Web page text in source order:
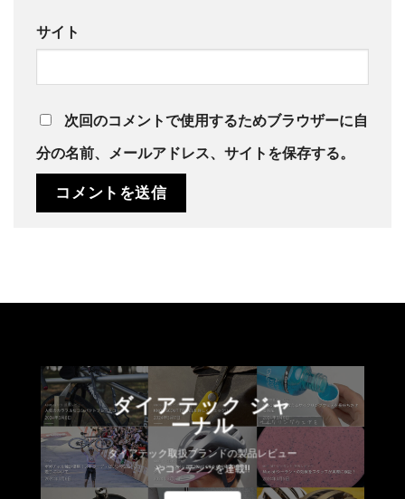
サイト
次回のコメントで使用するためブラウザーに自
分の名前、メールアドレス、サイトを保存する。
ダイアテック ジャ
ーナル
ダイアテック取扱ブランドの製品レビュー
やコンテンツを連載!!